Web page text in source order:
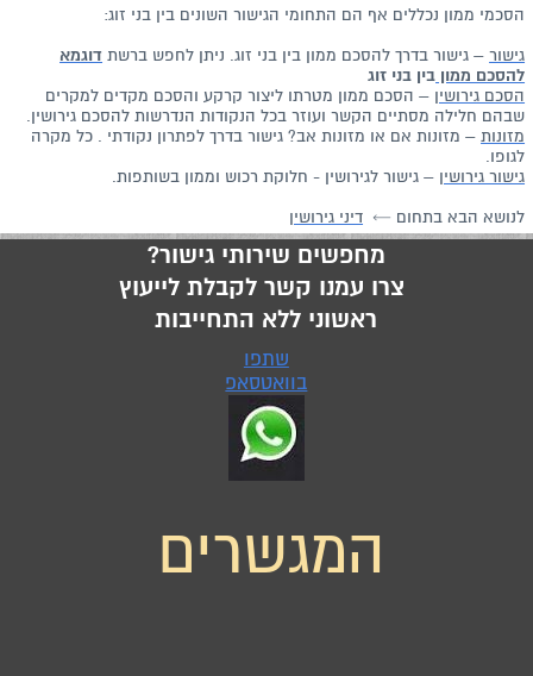
הסכמי ממון נכללים אף הם התחומי הגישור השונים בין בני זוג:
גישור– גישור בדרך להסכם ממון בין בני זוג. ניתן לחפש ברשת דוגמא
להסכם ממון בין בני זוג
הסכם גירושין – הסכם ממון מטרתו ליצור קרקע והסכם מקדים למקרים
שבהם חלילה מסתיים הקשר ועוזר בכל הנקודות הנדרשות להסכם גירושין.
מזונות– מזונות אם או מזונות אב? גישור בדרך לפתרון נקודתי . כל מקרה
לגופו.
גישור גירושין – גישור לגירושין - חלוקת רכוש וממון בשותפות.
לנושא הבא בתחום ← דיני גירושין
שתפו
בוואטסאפ
המגשרים
מחפשים שירותי גישור?
צרו עמנו קשר לקבלת לייעוץ
ראשוני ללא התחייבות